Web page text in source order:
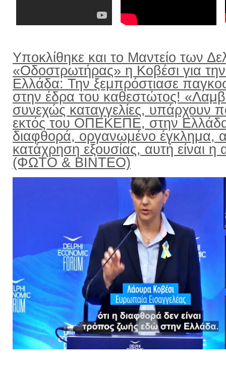
Υποκλίθηκε και το Μαντείο των
«Οδοστρωτήρας» η Κοβέσι για
Ελλάδα: Την ξεμπρόστιασε
στην έδρα του καθεστώτος!
συνεχώς καταγγελίες, υπάρχουν
εκτός του ΟΠΕΚΕΠΕ, στην
διαφθορά, οργανωμένο έγκλημα,
κατάχρηση εξουσίας, αυτή είναι η
(ΦΩΤΟ & ΒΙΝΤΕΟ)